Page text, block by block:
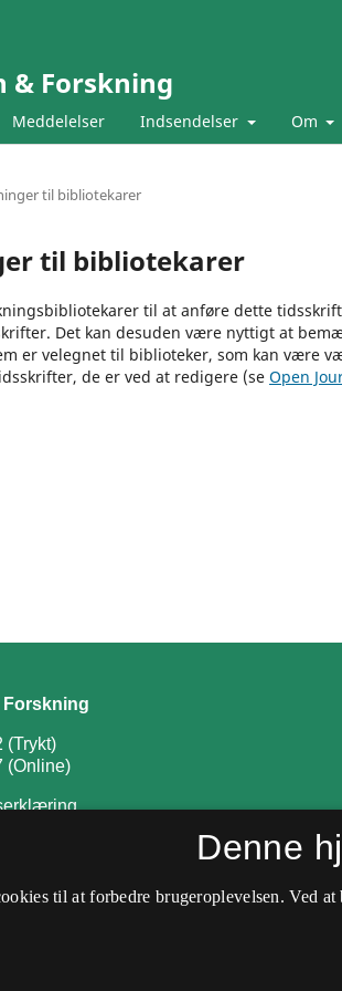
& Forskning
Meddelelser Indsendelser Om
til bibliotekarer
til bibliotekarer
til at anføre dette
Det kan desuden være nyttigt at
er velegnet til biblioteker, som kan være
de er ved at redigere (se Open
Forskning
(Trykt)
(Online)
Denne
til at forbedre brugeroplevelsen. Ved